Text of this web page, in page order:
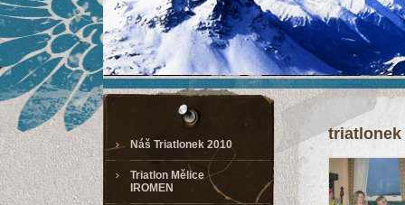
triatlonek
Náš Triatlonek 2010
Triatlon Mělice
IROMEN